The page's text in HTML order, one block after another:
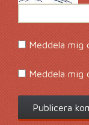
Meddela mig
Meddela mig